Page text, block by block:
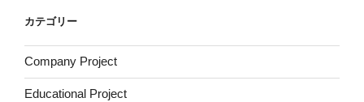
カテゴリー
Company Project
Educational Project